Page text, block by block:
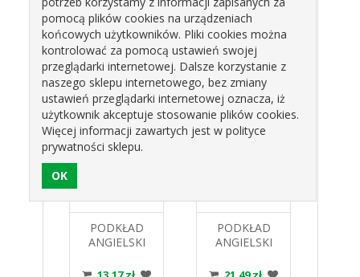
Produkty pokrewne
PODKŁAD
ANGIELSKI
1,2CM
PODKŁAD
ANGIELSKI
1,2 X 28CM
pomocą plików cookies na urządzeniach
końcowych użytkowników. Pliki cookies można
kontrolować za pomocą ustawień swojej
przeglądarki internetowej. Dalsze korzystanie z
naszego sklepu internetowego, bez zmiany
ustawień przeglądarki internetowej oznacza, iż
użytkownik akceptuje stosowanie plików cookies.
Więcej informacji zawartych jest w polityce
prywatności sklepu.